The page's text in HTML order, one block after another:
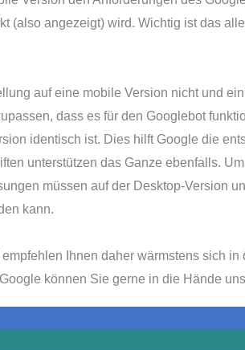
(also angezeigt) wird. Wichtig ist das
auf eine mobile Version nicht und
dass es für den Googlebot
identisch ist. Dies hilft Google die
unterstützen das Ganze ebenfalls.
müssen auf der Desktop-Version
kann.
Ihnen daher wärmstens sich
können Sie gerne in die Hände